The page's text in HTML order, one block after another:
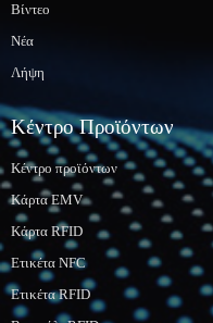
Βίντεο
Νέα
Λήψη
Κέντρο Προϊόντων
Κέντρο προϊόντων
Κάρτα EMV
Κάρτα RFID
Ετικέτα NFC
Ετικέτα RFID